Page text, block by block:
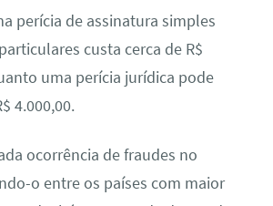
perícia de assinatura simples
custa cerca de R$
uma perícia jurídica pode
4.000,00.
ocorrência de fraudes no
o entre os países com maior